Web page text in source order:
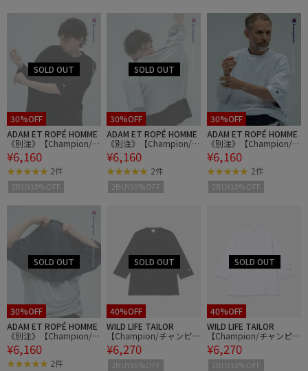
30%OFF
ADAM ET ROPÉ HOMME
《別注》【Champion/チ
ャンピオン】REVERSE W
EAVE TEE
¥6,160
2件
2BUY10%OFF
30%OFF
ADAM ET ROPÉ HOMME
《別注》【Champion/チ
ャンピオン】REVERSE W
EAVE TEE
¥6,160
2件
2BUY10%OFF
30%OFF
ADAM ET ROPÉ HOMME
《別注》【Champion/チ
ャンピオン】REVERSE W
EAVE TEE
¥6,160
2件
2BUY10%OFF
30%OFF
ADAM ET ROPÉ HOMME
《別注》【Champion/チ
ャンピオン】REVERSE W
EAVE TEE
¥6,160
2件
40%OFF
WILD LIFE TAILOR
【Champion/チャンピオ
ン】T1011 RAGLAN 3/4
SLEEVE T-SHIRT
¥6,270
2BUY10%OFF
40%OFF
WILD LIFE TAILOR
【Champion/チャンピオ
ン】T1011 RAGLAN 3/4
SLEEVE T-SHIRT
¥6,270
2BUY10%OFF